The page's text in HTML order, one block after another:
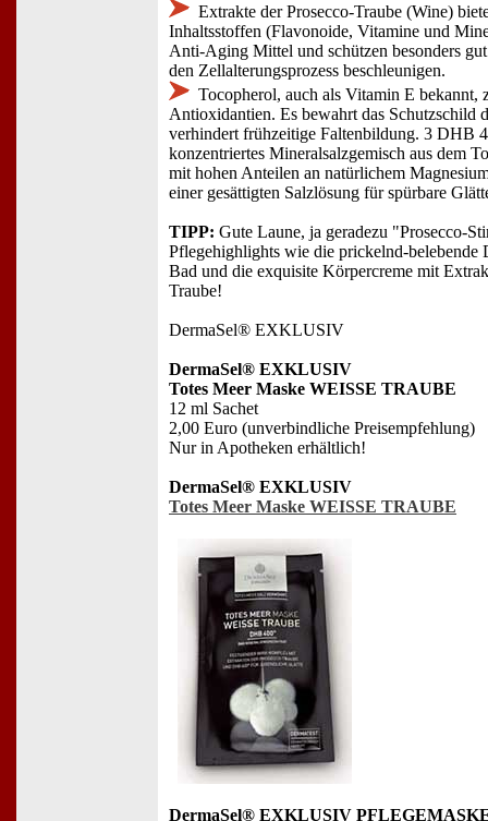
Extrakte der Prosecco-Traube (Wine)
Inhaltsstoffen (Flavonoide, Vitamine und
Anti-Aging Mittel und schützen besonders
den Zellalterungsprozess beschleunigen.
Tocopherol, auch als Vitamin E bekannt,
Antioxidantien. Es bewahrt das Schutzschild
verhindert frühzeitige Faltenbildung. 3 DHB
konzentriertes Mineralsalzgemisch aus dem
mit hohen Anteilen an natürlichem
einer gesättigten Salzlösung für spürbare
TIPP: Gute Laune, ja geradezu "Prosecco-
Pflegehighlights wie die prickelnd-belebende
Bad und die exquisite Körpercreme mit
Traube!
DermaSel® EXKLUSIV
DermaSel® EXKLUSIV
Totes Meer Maske WEISSE TRAUBE
12 ml Sachet
2,00 Euro (unverbindliche Preisempfehlung)
Nur in Apotheken erhältlich!
DermaSel® EXKLUSIV
Totes Meer Maske WEISSE TRAUBE
DermaSel® EXKLUSIV